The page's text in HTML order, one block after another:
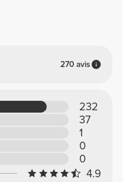
270 avis
232
37
1
0
0
4.9